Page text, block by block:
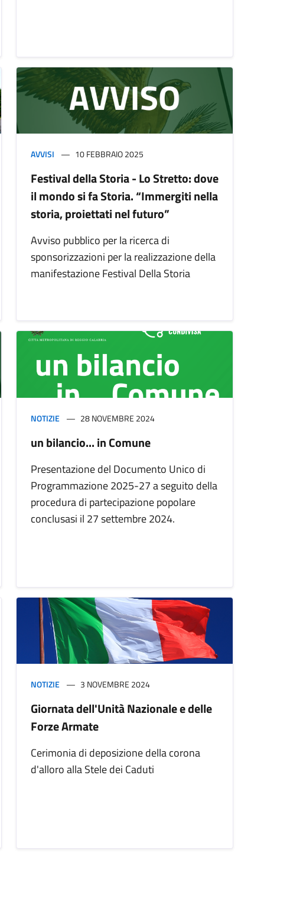
AVVISI 10 FEBBRAIO 2025
Festival della Storia - Lo Stretto: dove
il mondo si fa Storia. “Immergiti nella
storia, proiettati nel futuro”
Avviso pubblico per la ricerca di
sponsorizzazioni per la realizzazione della
manifestazione Festival Della Storia
NOTIZIE 28 NOVEMBRE 2024
un bilancio... in Comune
Presentazione del Documento Unico di
Programmazione 2025-27 a seguito della
procedura di partecipazione popolare
conclusasi il 27 settembre 2024.
NOTIZIE 3 NOVEMBRE 2024
Giornata dell'Unità Nazionale e delle
Forze Armate
Cerimonia di deposizione della corona
d'alloro alla Stele dei Caduti